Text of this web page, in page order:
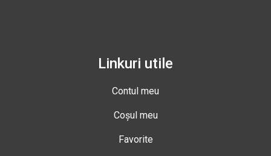
Linkuri utile
Contul meu
Coșul meu
Favorite